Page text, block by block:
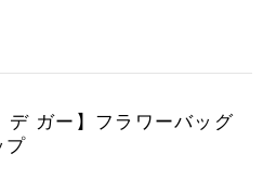
デ ガー】フラワーバッグ
プ